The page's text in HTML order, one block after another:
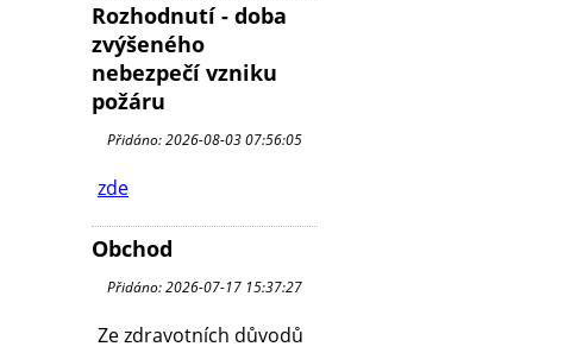
Rozhodnutí - doba
zvýšeného
nebezpečí vzniku
požáru
Přidáno: 2026-08-03 07:56:05
zde
Obchod
Přidáno: 2026-07-17 15:37:27
Ze zdravotních důvodů